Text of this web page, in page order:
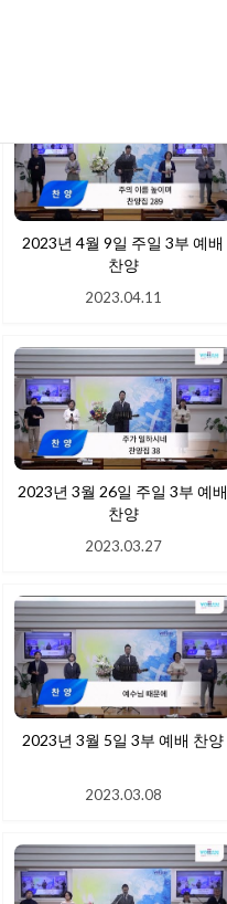
2023년 4월 9일 주일 3부 예배
찬양
2023.04.11
2023년 3월 26일 주일 3부 예배
찬양
2023.03.27
2023년 3월 5일 3부 예배 찬양
2023.03.08